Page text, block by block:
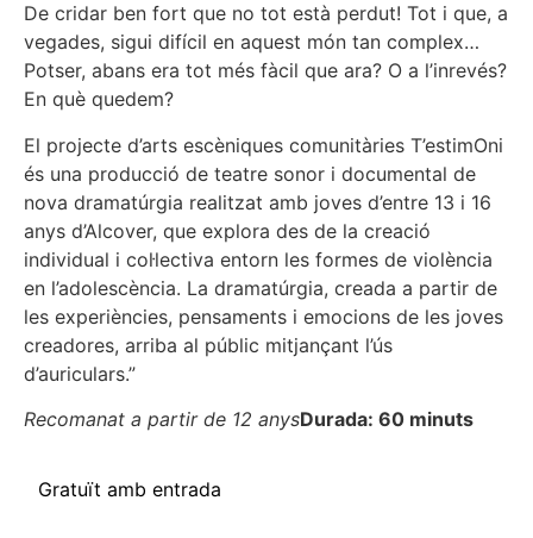
De cridar ben fort que no tot està perdut! Tot i que, a
vegades, sigui difícil en aquest món tan complex…
Potser, abans era tot més fàcil que ara? O a l’inrevés?
En què quedem?
El projecte d’arts escèniques comunitàries T’estimOni
és una producció de teatre sonor i documental de
nova dramatúrgia realitzat amb joves d’entre 13 i 16
anys d’Alcover, que explora des de la creació
individual i col·lectiva entorn les formes de violència
en l’adolescència. La dramatúrgia, creada a partir de
les experiències, pensaments i emocions de les joves
creadores, arriba al públic mitjançant l’ús
d’auriculars.”
Recomanat a partir de 12 anysDurada: 60 minuts
Gratuït amb entrada